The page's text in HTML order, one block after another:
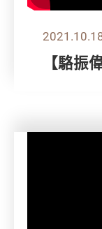
【駱振